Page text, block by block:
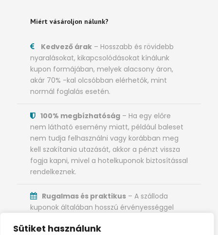
Sütiket használunk
Miért vásároljon nálunk?
Kedvező árak – Hosszabb és rövidebb
nyaralásokat, kikapcsolódásokat kínálunk
kupon formájában, melyek alacsony áron,
akár 70% -kal olcsóbban elérhetők, mint
normál foglalás esetén.
100% megbízhatóság – Ha egy előre
nem látható esemény miatt, például baleset
nem tudja felhasználni vagy korábban meg
kell szakítania utazását, akkor a pénzt vissza
fogja kapni, mivel a hotelkuponok biztosítással
rendelkeznek.
Rugalmas és praktikus – A szálloda
kuponok általában hosszú érvényességgel
érvényesek és különösen alkalmasak